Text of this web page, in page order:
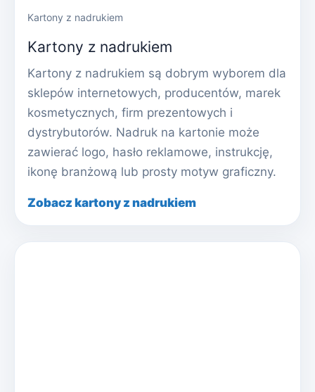
Kartony z nadrukiem
Kartony z nadrukiem
Kartony z nadrukiem są dobrym wyborem dla
sklepów internetowych, producentów, marek
kosmetycznych, firm prezentowych i
dystrybutorów. Nadruk na kartonie może
zawierać logo, hasło reklamowe, instrukcję,
ikonę branżową lub prosty motyw graficzny.
Zobacz kartony z nadrukiem